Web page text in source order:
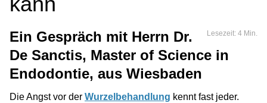
Lesezeit: 4 Min.
Ein Gespräch mit Herrn Dr.
De Sanctis, Master of Science in
Endodontie, aus Wiesbaden
Die Angst vor der Wurzelbehandlung kennt fast jeder.